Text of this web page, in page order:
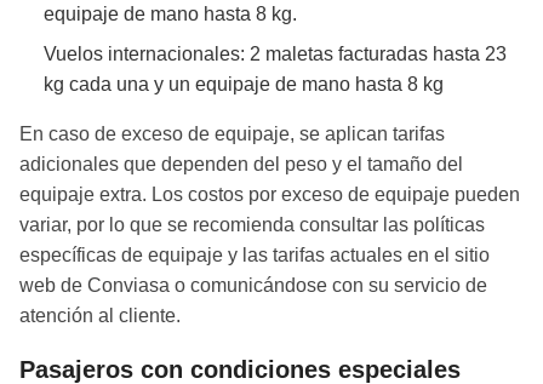
equipaje de mano hasta 8 kg.
Vuelos internacionales: 2 maletas facturadas hasta 23
kg cada una y un equipaje de mano hasta 8 kg
En caso de exceso de equipaje, se aplican tarifas
adicionales que dependen del peso y el tamaño del
equipaje extra. Los costos por exceso de equipaje pueden
variar, por lo que se recomienda consultar las políticas
específicas de equipaje y las tarifas actuales en el sitio
web de Conviasa o comunicándose con su servicio de
atención al cliente.
Pasajeros con condiciones especiales